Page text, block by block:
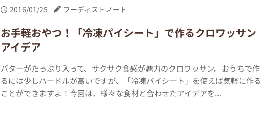
2016/01/25 フーディストノート
お手軽おやつ！「冷凍パイシート」で作るクロワッサン
アイデア
バターがたっぷり入って、サクサク食感が魅力のクロワッサン。おうちで作
るには少しハードルが高いですが、「冷凍パイシート」を使えば気軽に作る
ことができますよ！今回は、様々な食材と合わせたアイデアを...